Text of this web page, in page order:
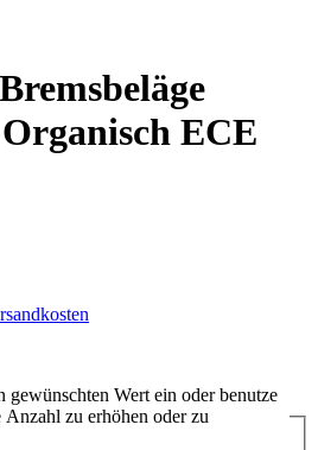
ECE
Wert ein oder benutze
zu erhöhen oder zu